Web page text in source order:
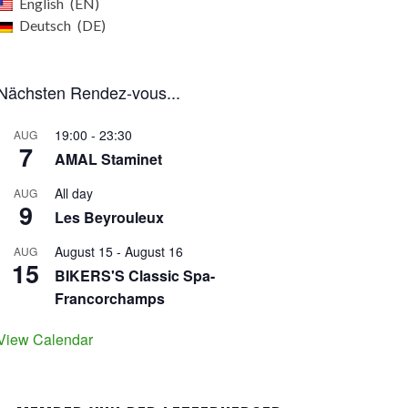
Deutsch
DE
Rendez-vous...
AUG
7
19:00 - 23:30
AMAL Staminet
AUG
9
All day
Les Beyrouleux
AUG
15
August 15 - August 16
BIKERS'S Classic Spa-
Francorchamps
Calendar